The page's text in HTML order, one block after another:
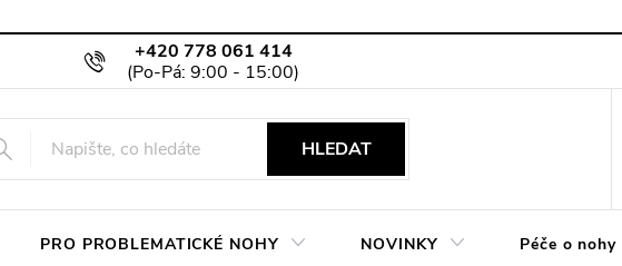
+420 778 061 414
Podmínky ochrany osobních údajů
HLEDAT
PRO PROBLEMATICKÉ NOHY NOVINKY Péče o nohy